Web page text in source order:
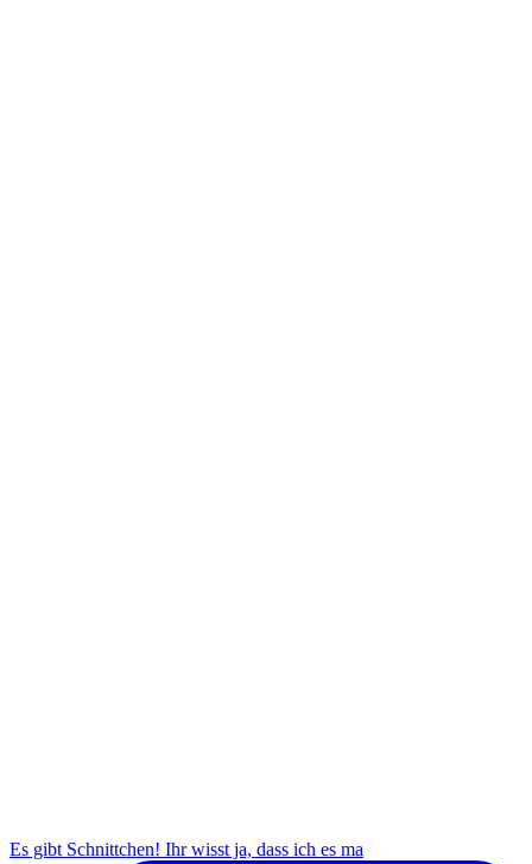
Es gibt Schnittchen! Ihr wisst ja, dass ich es ma